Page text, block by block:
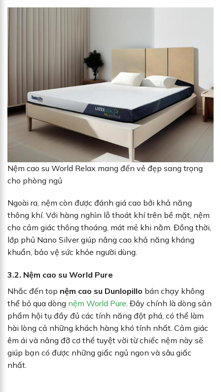
Nệm cao su World Relax mang đến vẻ đẹp sang trọng
cho phòng ngủ
Ngoài ra, nệm còn được đánh giá cao bởi khả năng
thông khí. Với hàng nghìn lỗ thoát khí trên bề mặt, nệm
cho cảm giác thông thoáng, mát mẻ khi nằm. Đồng thời,
lớp phủ Nano Silver giúp nâng cao khả năng kháng
khuẩn, bảo vệ sức khỏe người dùng.
3.2. Nệm cao su World Pure
Nhắc đến top nệm cao su Dunlopillo bán chạy không
thể bỏ qua dòng nệm World Pure. Đây chính là dòng sản
phẩm hội tụ đầy đủ các tính năng đột phá, có thể làm
hài lòng cả những khách hàng khó tính nhất. Cảm giác
êm ái và nâng đỡ cơ thể tuyệt vời từ chiếc nệm này sẽ
giúp bạn có được những giấc ngủ ngon và sâu giấc
nhất.